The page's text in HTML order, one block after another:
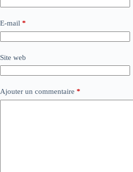
E-mail *
Site web
Ajouter un commentaire *